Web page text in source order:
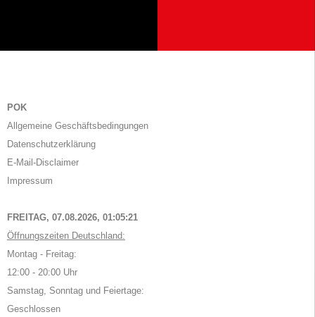
POK
Allgemeine Geschäftsbedingungen
Datenschutzerklärung
E-Mail-Disclaimer
Impressum
FREITAG, 07.08.2026, 01:05:21
Öffnungszeiten Deutschland:
Montag - Freitag:
12:00 - 20:00 Uhr
Samstag, Sonntag und Feiertage:
Geschlossen